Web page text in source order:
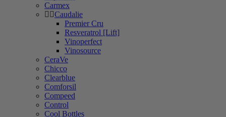
Carmex
Caudalie
Premier Cru
Resveratrol [Lift]
Vinoperfect
Vinosource
CeraVe
Chicco
Clearblue
Comforsil
Compeed
Control
Cool Bottles